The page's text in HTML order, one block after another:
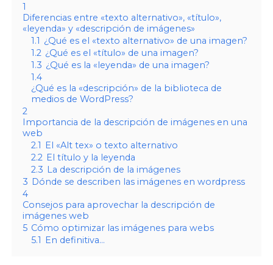
1
Diferencias entre «texto alternativo», «título»,
«leyenda» y «descripción de imágenes»
1.1 ¿Qué es el «texto alternativo» de una imagen?
1.2 ¿Qué es el «título» de una imagen?
1.3 ¿Qué es la «leyenda» de una imagen?
1.4
¿Qué es la «descripción» de la biblioteca de
medios de WordPress?
2
Importancia de la descripción de imágenes en una
web
2.1 El «Alt tex» o texto alternativo
2.2 El título y la leyenda
2.3 La descripción de la imágenes
3 Dónde se describen las imágenes en wordpress
4
Consejos para aprovechar la descripción de
imágenes web
5 Cómo optimizar las imágenes para webs
5.1 En definitiva…